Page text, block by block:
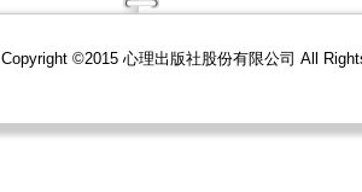
Copyright ©2015 心理出版社股份有限公司 All